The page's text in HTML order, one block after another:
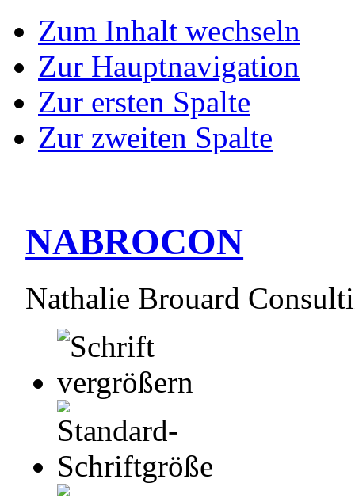
Zum Inhalt wechseln
Zur Hauptnavigation
Zur ersten Spalte
Zur zweiten Spalte
NABROCON
Nathalie Brouard